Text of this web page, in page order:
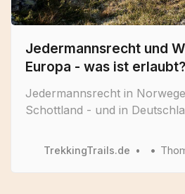
Jedermannsrecht und
Europa - was ist erlaubt?
Jedermannsrecht in
Schottland - und in
zelten.TrekkingTrails.de